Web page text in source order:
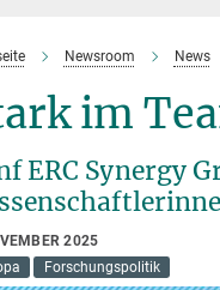
Newsroom News
im
ERC Synergy
2025
Forschungspolitik